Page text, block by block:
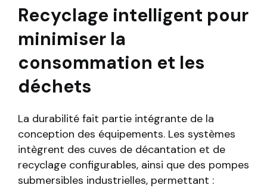
Recyclage intelligent pour
minimiser la
consommation et les
déchets
La durabilité fait partie intégrante de la
conception des équipements. Les systèmes
intègrent des cuves de décantation et de
recyclage configurables, ainsi que des pompes
submersibles industrielles, permettant :